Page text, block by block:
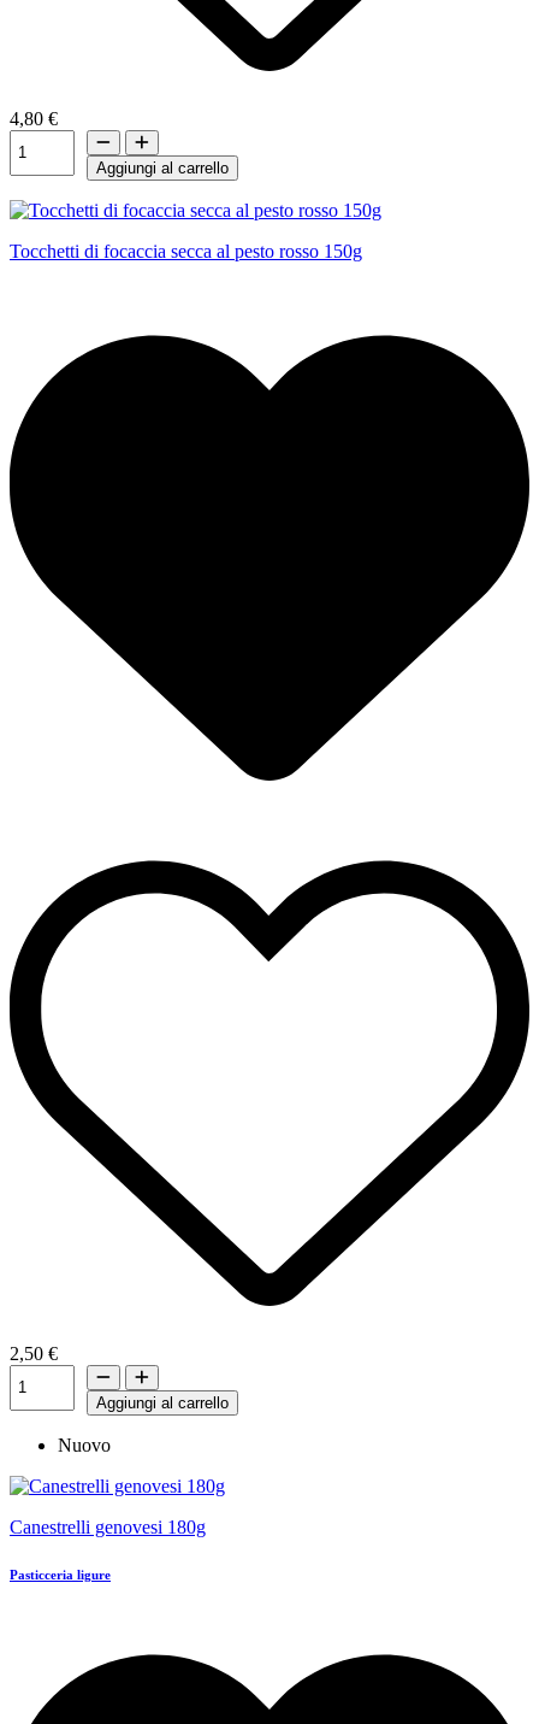
4,80 €
Aggiungi al carrello
Tocchetti di focaccia secca al pesto rosso 150g
2,50 €
Aggiungi al carrello
Nuovo
Canestrelli genovesi 180g
Pasticceria ligure